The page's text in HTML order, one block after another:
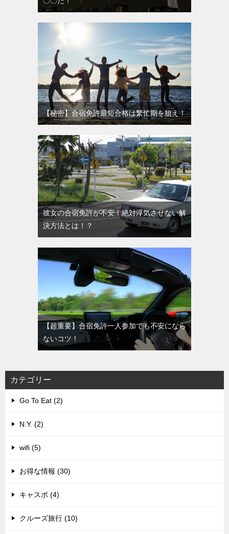
【秘密】合宿免許最短合格は繁忙期を狙え！
彼女の合宿免許が不安！絶対浮気させない解
決方法とは！？
【超重要】合宿免許一人参加でも不安になら
ないコツ！
カテゴリー
Go To Eat (2)
N.Y. (2)
wifi (5)
お得な情報 (30)
キャスポ (4)
クルーズ旅行 (10)